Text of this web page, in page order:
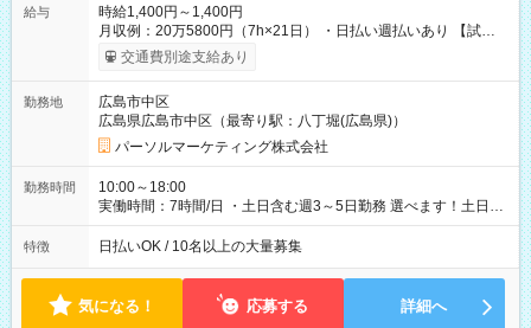
給与
時給1,400円～1,400円
月収例：20万5800円（7h×21日） ・日払い週払いあり 【試用
期間】試用期間なし
交通費別途支給あり
勤務地
広島市中区
広島県広島市中区（最寄り駅：八丁堀(広島県)）
パーソルマーケティング株式会社
勤務時間
10:00～18:00
実働時間：7時間/日 ・土日含む週3～5日勤務 選べます！土日も
休みやすい！ ・残業は有りません！
特徴 日払いOK / 10名以上の大量募集
気になる！ 応募する 詳細へ